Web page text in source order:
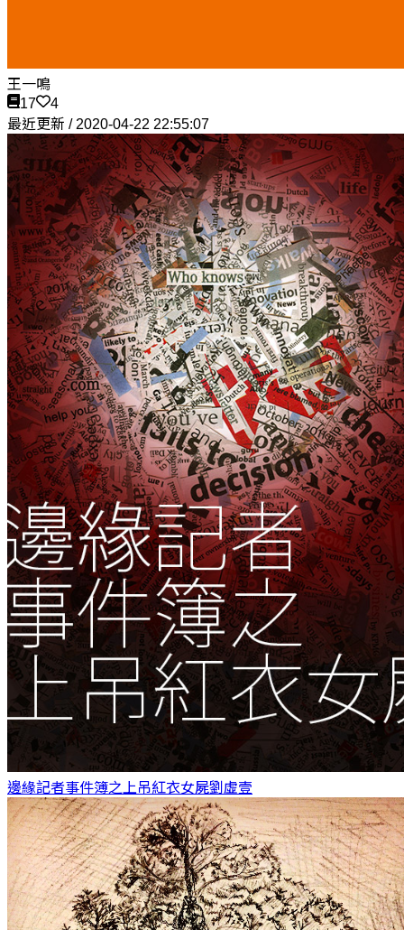
王一鳴
17
4
最近更新 / 2020-04-22 22:55:07
邊緣記者事件簿之上吊紅衣女屍劉虛壹